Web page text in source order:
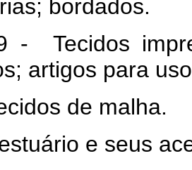
bordados.
artigos para
de malha.
e seus